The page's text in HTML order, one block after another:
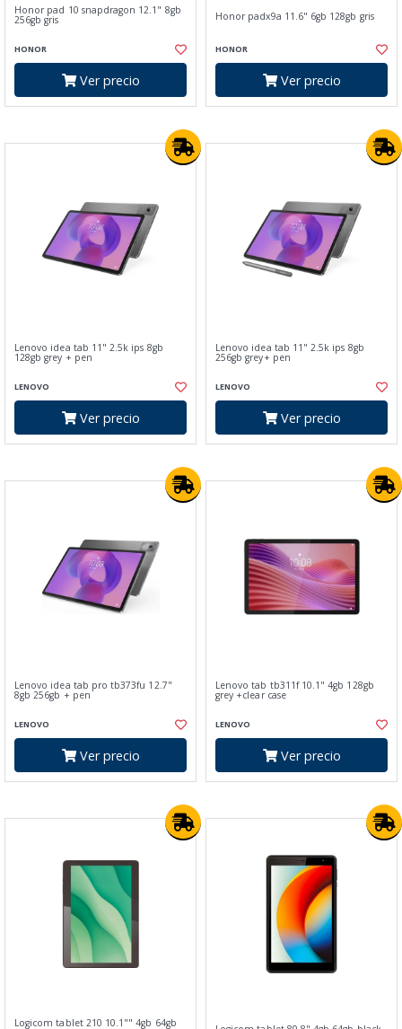
Honor pad 10 snapdragon 12.1" 8gb
256gb gris
HONOR
Ver precio
Honor padx9a 11.6" 6gb 128gb gris
HONOR
Ver precio
Lenovo idea tab 11" 2.5k ips 8gb
128gb grey + pen
LENOVO
Ver precio
Lenovo idea tab 11" 2.5k ips 8gb
256gb grey+ pen
LENOVO
Ver precio
Lenovo idea tab pro tb373fu 12.7"
8gb 256gb + pen
LENOVO
Ver precio
Lenovo tab tb311f 10.1" 4gb 128gb
grey +clear case
LENOVO
Ver precio
Logicom tablet 210 10.1"" 4gb 64gb